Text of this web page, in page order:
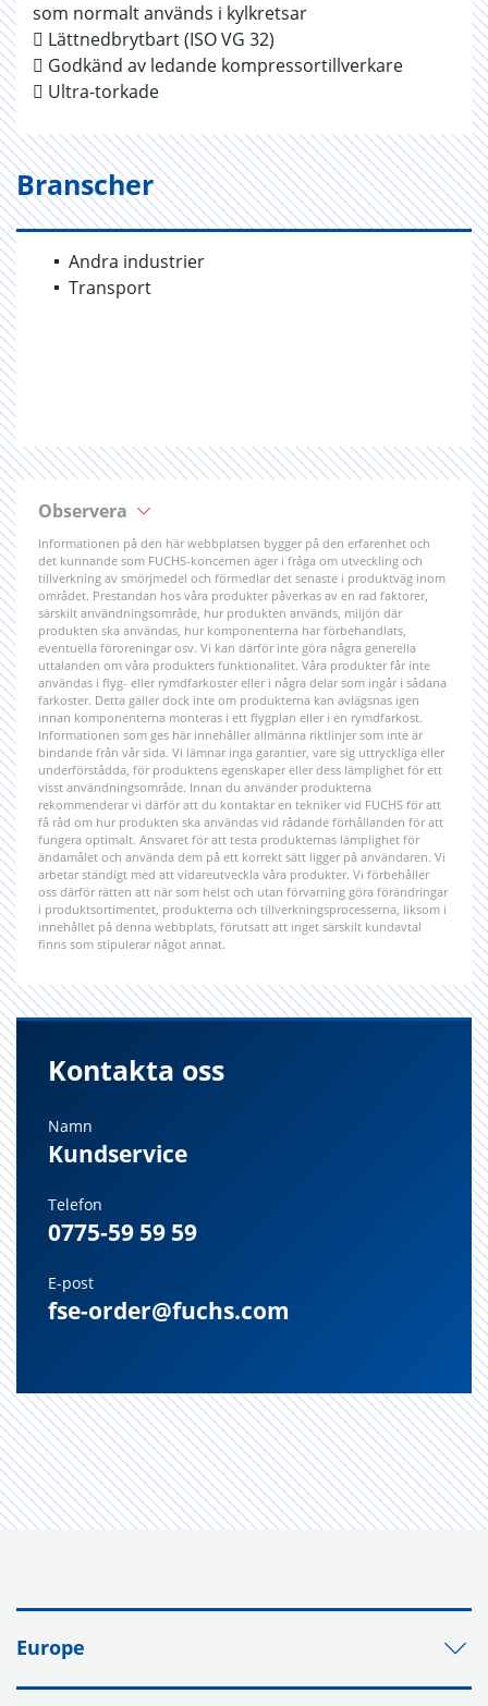
som normalt används i kylkretsar
 Lättnedbrytbart (ISO VG 32)
 Godkänd av ledande kompressortillverkare
 Ultra-torkade
Branscher
Andra industrier
Transport
Observera
Informationen på den här webbplatsen bygger på den erfarenhet och
det kunnande som FUCHS-koncernen äger i fråga om utveckling och
tillverkning av smörjmedel och förmedlar det senaste i produktväg inom
området. Prestandan hos våra produkter påverkas av en rad faktorer,
särskilt användningsområde, hur produkten används, miljön där
produkten ska användas, hur komponenterna har förbehandlats,
eventuella föroreningar osv. Vi kan därför inte göra några generella
uttalanden om våra produkters funktionalitet. Våra produkter får inte
användas i flyg- eller rymdfarkoster eller i några delar som ingår i sådana
farkoster. Detta gäller dock inte om produkterna kan avlägsnas igen
innan komponenterna monteras i ett flygplan eller i en rymdfarkost.
Informationen som ges här innehåller allmänna riktlinjer som inte är
bindande från vår sida. Vi lämnar inga garantier, vare sig uttryckliga eller
underförstådda, för produktens egenskaper eller dess lämplighet för ett
visst användningsområde. Innan du använder produkterna
rekommenderar vi därför att du kontaktar en tekniker vid FUCHS för att
få råd om hur produkten ska användas vid rådande förhållanden för att
fungera optimalt. Ansvaret för att testa produkternas lämplighet för
ändamålet och använda dem på ett korrekt sätt ligger på användaren. Vi
arbetar ständigt med att vidareutveckla våra produkter. Vi förbehåller
oss därför rätten att när som helst och utan förvarning göra förändringar
i produktsortimentet, produkterna och tillverkningsprocesserna, liksom i
innehållet på denna webbplats, förutsatt att inget särskilt kundavtal
finns som stipulerar något annat.
Kontakta oss
Namn
Kundservice
Telefon
0775-59 59 59
E-post
fse-order@fuchs.com
Europe